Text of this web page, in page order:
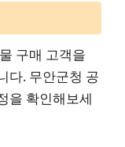
구매 고객을
다. 무안군청 공
을 확인해보세